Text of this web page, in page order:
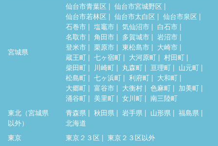
宮城県
仙台市青葉区
仙台市宮城野区
仙台市若林区
仙台市太白区
仙台市泉区
石巻市
塩竈市 気仙沼市
白石市
名取市
角田市 多賀城市
岩沼市
登米市
栗原市 東松島市
大崎市
蔵王町
七ヶ宿町 大河原町
村田町
柴田町
川崎町 丸森町 亘理町
山元町
松島町
七ヶ浜町 利府町
大和町
大郷町
富谷市 大衡村 色麻町
加美町
涌谷町
美里町 女川町
南三陸町
東北（宮城県
以外）
青森県 秋田県 岩手県 山形県
福島県
北海道
東京
東京２３区 東京２３区以外